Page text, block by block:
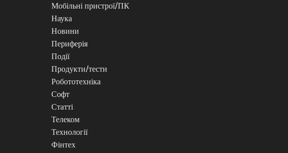
Мобільні пристрої/ПК
Наука
Новини
Периферія
Події
Продукти/тести
Робототехніка
Софт
Статті
Телеком
Технології
Фінтех